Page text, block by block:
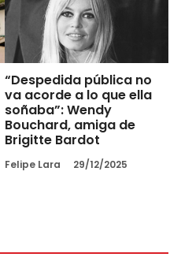
“Despedida pública no
va acorde a lo que ella
soñaba”: Wendy
Bouchard, amiga de
Brigitte Bardot
Felipe Lara 29/12/2025